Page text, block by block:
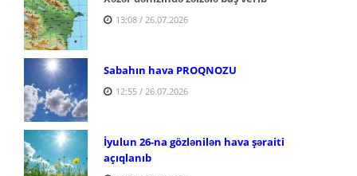
13:08 / 26.07.2026
Sabahın hava PROQNOZU
12:55 / 26.07.2026
İyulun 26-na gözlənilən hava şəraiti
açıqlanıb